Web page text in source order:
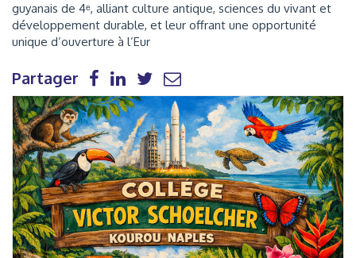
guyanais de 4ᵉ, alliant culture antique, sciences du vivant et
développement durable, et leur offrant une opportunité
unique d’ouverture à l’Eur
Partager